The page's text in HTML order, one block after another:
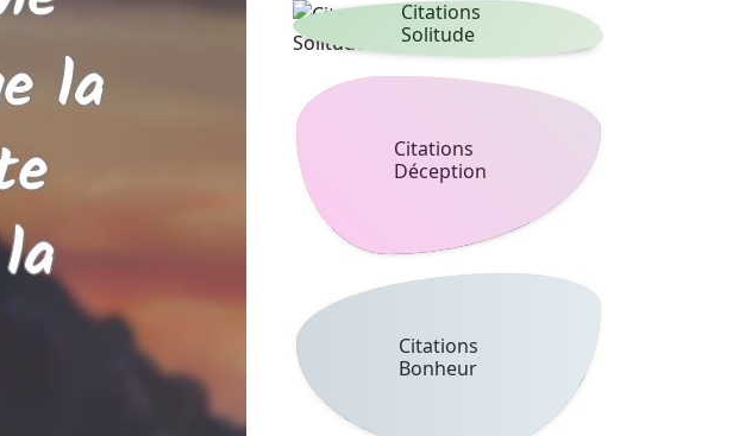
Citations
Solitude
Citations
Déception
Citations
Bonheur